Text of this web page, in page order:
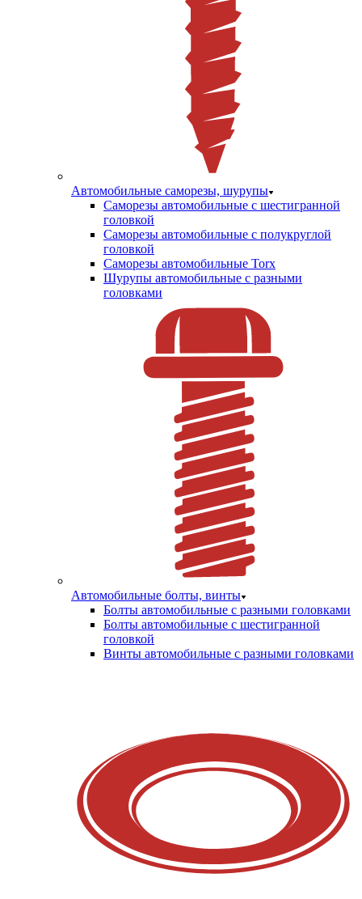
Автомобильные саморезы, шурупы
Саморезы автомобильные с шестигранной
головкой
Саморезы автомобильные с полукруглой
головкой
Саморезы автомобильные Torx
Шурупы автомобильные с разными
головками
Автомобильные болты, винты
Болты автомобильные с разными головками
Болты автомобильные с шестигранной
головкой
Винты автомобильные с разными головками